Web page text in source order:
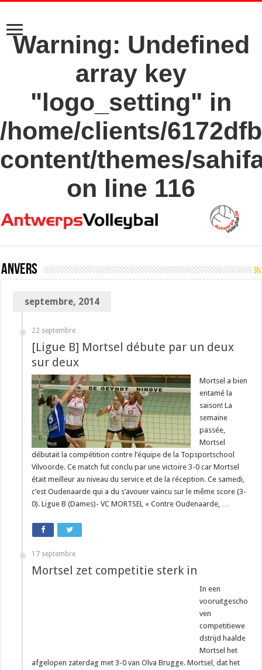
Warning: Undefined
array key
"logo_setting" in
/home/clients/
content/themes/
on line 116
Anvers
septembre, 2014
22 septembre
[Ligue B] Mortsel débute par un deux
sur deux
Mortsel a bien
entamé la
saison! La
semaine
passée,
Mortsel
débutait la compétition contre l’équipe de la Topsportschool
Vilvoorde. Ce match fut conclu par une victoire 3-0 car Mortsel
était meilleur au niveau du service et de la réception. Ce samedi,
c’est Oudenaarde qui a du s’avouer vaincu sur le même score (3-
0). Ligue B (Dames)- VC MORTSEL « Contre Oudenaarde, …
17 septembre
Mortsel zet competitie sterk in
In een
vooruitgescho
ven
competitiewe
dstrijd haalde
Mortsel het
afgelopen zaterdag met 3-0 van Olva Brugge. Mortsel, dat het